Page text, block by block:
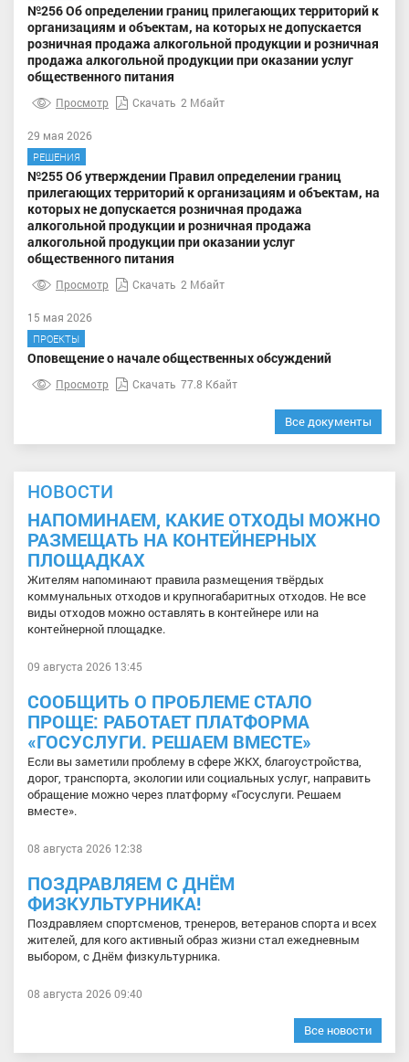
№256 Об определении границ прилегающих территорий к
организациям и объектам, на которых не допускается
розничная продажа алкогольной продукции и розничная
продажа алкогольной продукции при оказании услуг
общественного питания
Просмотр Скачать 2 Мбайт
29 мая 2026
РЕШЕНИЯ
№255 Об утверждении Правил определении границ
прилегающих территорий к организациям и объектам, на
которых не допускается розничная продажа
алкогольной продукции и розничная продажа
алкогольной продукции при оказании услуг
общественного питания
Просмотр Скачать 2 Мбайт
15 мая 2026
ПРОЕКТЫ
Оповещение о начале общественных обсуждений
Просмотр Скачать 77.8 Кбайт
Все документы
НОВОСТИ
НАПОМИНАЕМ, КАКИЕ ОТХОДЫ МОЖНО
РАЗМЕЩАТЬ НА КОНТЕЙНЕРНЫХ
ПЛОЩАДКАХ
Жителям напоминают правила размещения твёрдых
коммунальных отходов и крупногабаритных отходов. Не все
виды отходов можно оставлять в контейнере или на
контейнерной площадке.
09 августа 2026 13:45
СООБЩИТЬ О ПРОБЛЕМЕ СТАЛО
ПРОЩЕ: РАБОТАЕТ ПЛАТФОРМА
«ГОСУСЛУГИ. РЕШАЕМ ВМЕСТЕ»
Если вы заметили проблему в сфере ЖКХ, благоустройства,
дорог, транспорта, экологии или социальных услуг, направить
обращение можно через платформу «Госуслуги. Решаем
вместе».
08 августа 2026 12:38
ПОЗДРАВЛЯЕМ С ДНЁМ
ФИЗКУЛЬТУРНИКА!
Поздравляем спортсменов, тренеров, ветеранов спорта и всех
жителей, для кого активный образ жизни стал ежедневным
выбором, с Днём физкультурника.
08 августа 2026 09:40
Все новости